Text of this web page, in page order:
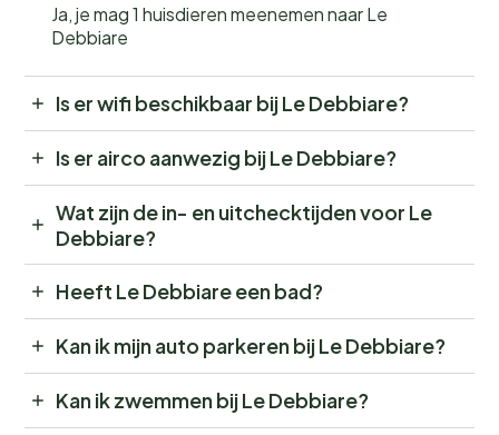
Ja, je mag 1 huisdieren meenemen naar Le
Debbiare
Is er wifi beschikbaar bij Le Debbiare?
Is er airco aanwezig bij Le Debbiare?
Wat zijn de in- en uitchecktijden voor Le
Debbiare?
Heeft Le Debbiare een bad?
Kan ik mijn auto parkeren bij Le Debbiare?
Kan ik zwemmen bij Le Debbiare?